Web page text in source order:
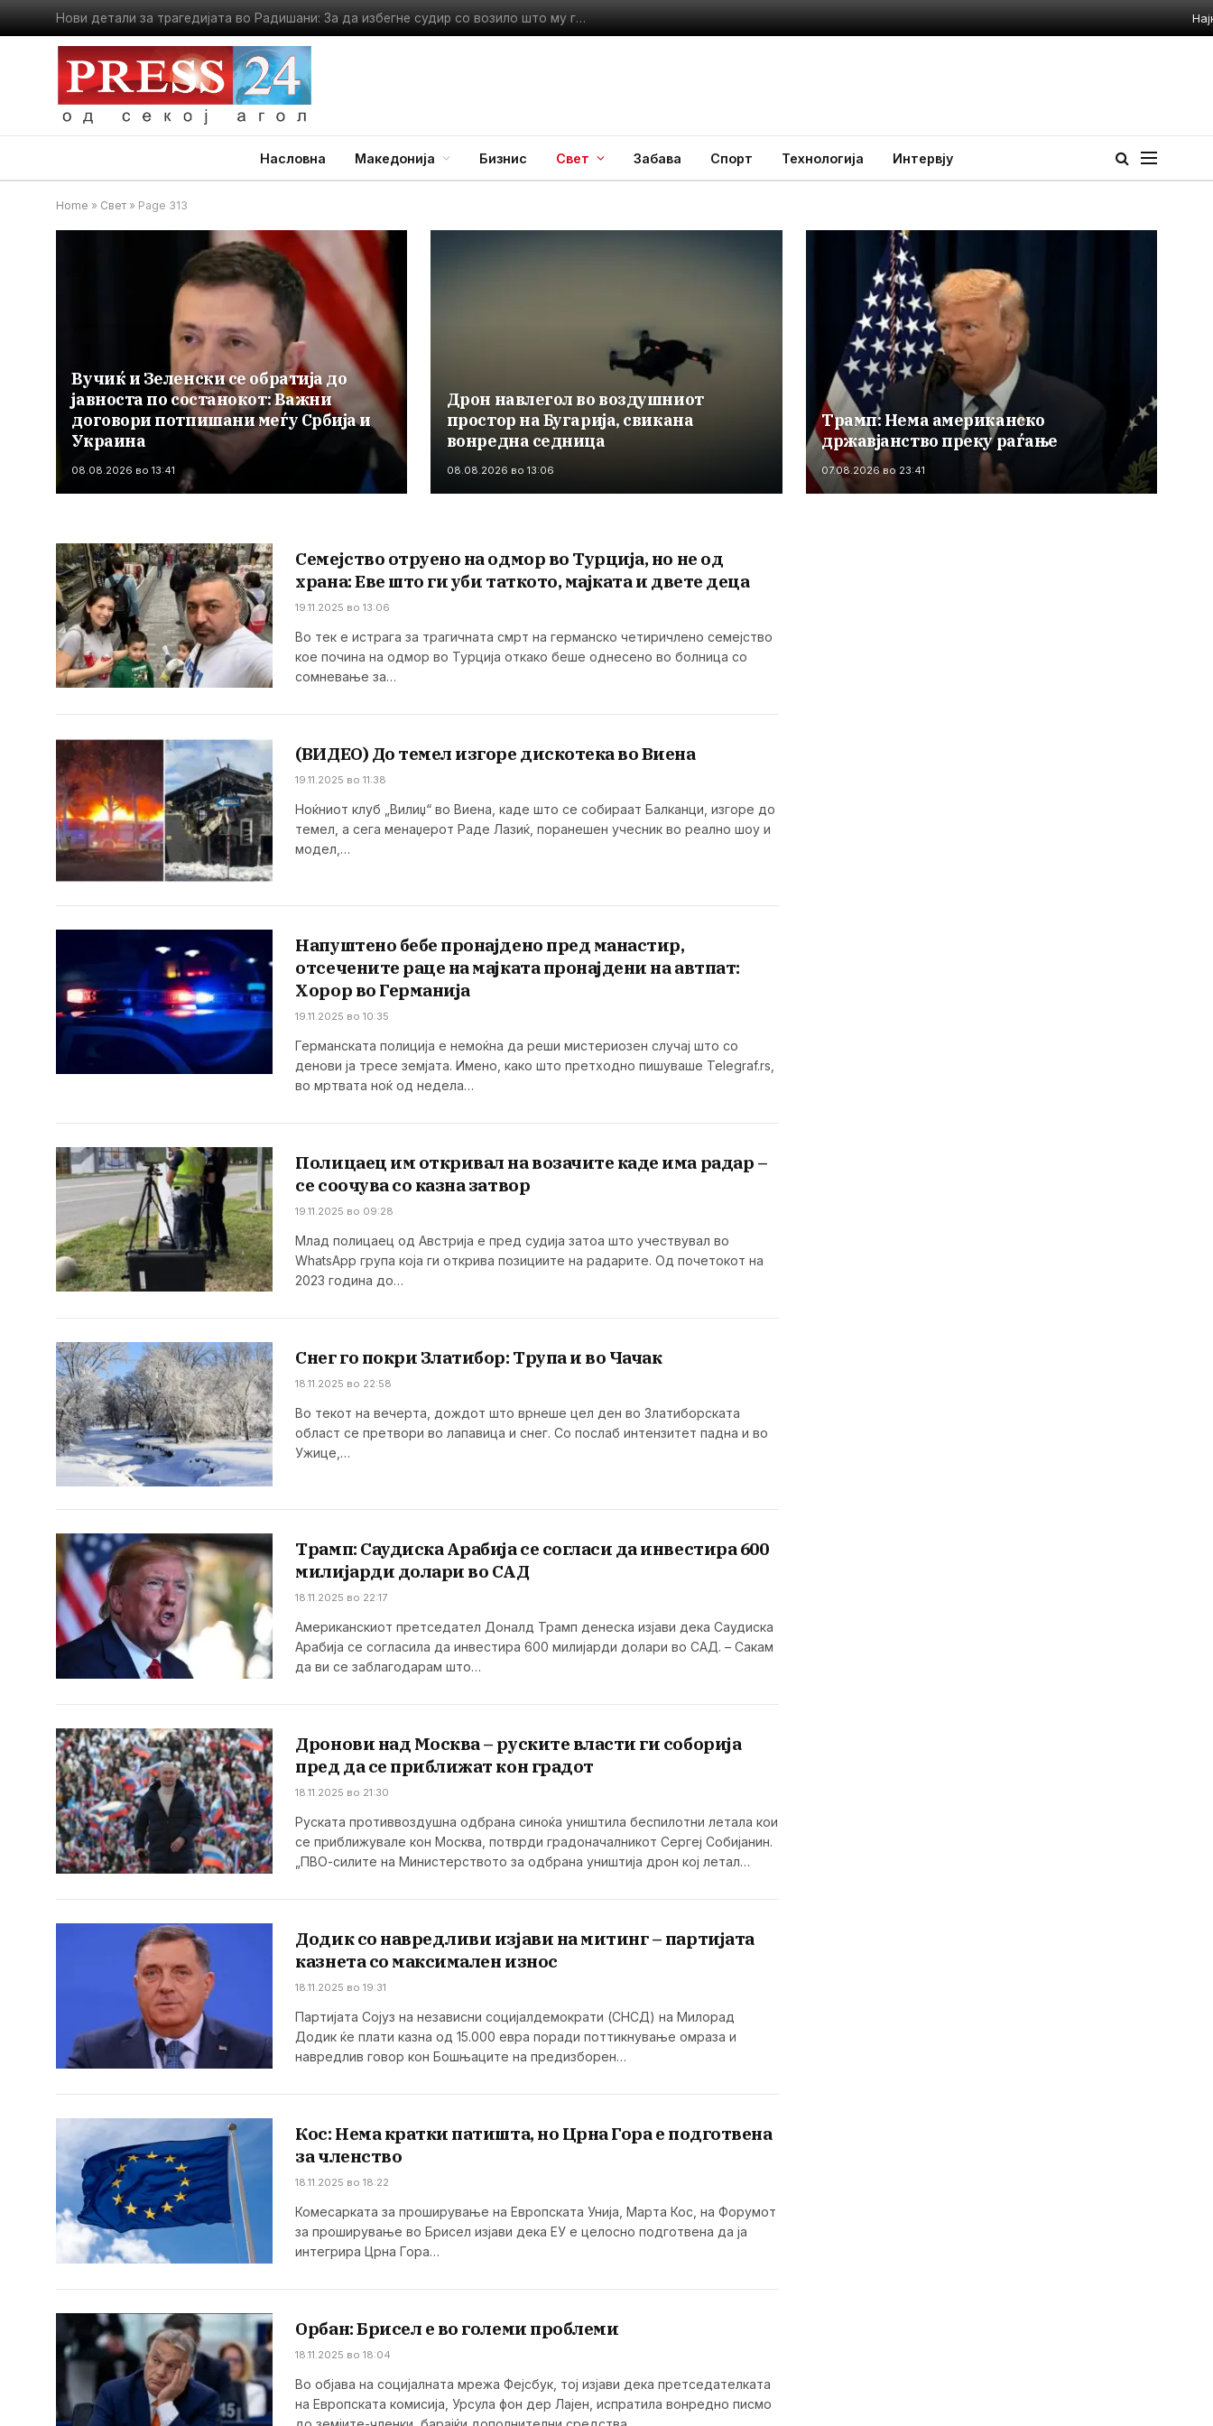
Измерени 34 степени во 11 часот: Погледнете ги температурите низ Македонија
Насловна Македонија Бизнис Свет Забава Спорт Технологија Интервју
Home » Свет » Page 313
Вучиќ и Зеленски се обратија до
јавноста по состанокот: Важни
договори потпишани меѓу Србија и
Украина
08.08.2026 во 13:41
Дрон навлегол во воздушниот
простор на Бугарија, свикана
вонредна седница
08.08.2026 во 13:06
Трамп: Нема американско
државјанство преку раѓање
07.08.2026 во 23:41
Семејство отруено на одмор во Турција, но не од
храна: Еве што ги уби таткото, мајката и двете деца
19.11.2025 во 13:06
Во тек е истрага за трагичната смрт на германско четиричлено семејство
кое почина на одмор во Турција откако беше однесено во болница со
сомневање за…
(ВИДЕО) До темел изгоре дискотека во Виена
19.11.2025 во 11:38
Ноќниот клуб „Вилиџ“ во Виена, каде што се собираат Балканци, изгоре до
темел, а сега менаџерот Раде Лазиќ, поранешен учесник во реално шоу и
модел,…
Напуштено бебе пронајдено пред манастир,
отсечените раце на мајката пронајдени на автпат:
Хорор во Германија
19.11.2025 во 10:35
Германската полиција е немоќна да реши мистериозен случај што со
денови ја тресе земјата. Имено, како што претходно пишуваше Telegraf.rs,
во мртвата ноќ од недела…
Полицаец им откривал на возачите каде има радар –
се соочува со казна затвор
19.11.2025 во 09:28
Млад полицаец од Австрија е пред судија затоа што учествувал во
WhatsApp група која ги открива позициите на радарите. Од почетокот на
2023 година до…
Снег го покри Златибор: Трупа и во Чачак
18.11.2025 во 22:58
Во текот на вечерта, дождот што врнеше цел ден во Златиборската
област се претвори во лапавица и снег. Со послаб интензитет падна и во
Ужице,…
Трамп: Саудиска Арабија се согласи да инвестира 600
милијарди долари во САД
18.11.2025 во 22:17
Американскиот претседател Доналд Трамп денеска изјави дека Саудиска
Арабија се согласила да инвестира 600 милијарди долари во САД. – Сакам
да ви се заблагодарам што…
Дронови над Москва – руските власти ги соборија
пред да се приближат кон градот
18.11.2025 во 21:30
Руската противвоздушна одбрана синоќа уништила беспилотни летала кои
се приближувале кон Москва, потврди градоначалникот Сергеј Собијанин.
„ПВО-силите на Министерството за одбрана уништија дрон кој летал…
Додик со навредливи изјави на митинг – партијата
казнета со максимален износ
18.11.2025 во 19:31
Партијата Сојуз на независни социјалдемократи (СНСД) на Милорад
Додик ќе плати казна од 15.000 евра поради поттикнување омраза и
навредлив говор кон Бошњаците на предизборен…
Кос: Нема кратки патишта, но Црна Гора е подготвена
за членствo
18.11.2025 во 18:22
Комесарката за проширување на Европската Унија, Марта Кос, на Форумот
за проширување во Брисел изјави дека ЕУ е целосно подготвена да ја
интегрира Црна Гора…
Орбан: Брисел е во големи проблеми
18.11.2025 во 18:04
Во објава на социјалната мрежа Фејсбук, тој изјави дека претседателката
на Европската комисија, Урсула фон дер Лајен, испратила вонредно писмо